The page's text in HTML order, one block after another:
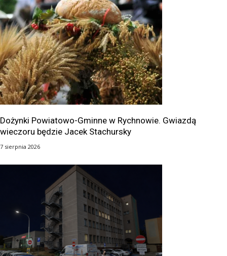
Dożynki Powiatowo-Gminne w Rychnowie. Gwiazdą
wieczoru będzie Jacek Stachursky
7 sierpnia 2026